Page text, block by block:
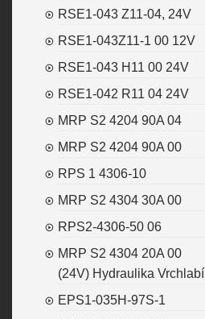
RSE1-043 Z11-04, 24V
RSE1-043Z11-1 00 12V
RSE1-043 H11 00 24V
RSE1-042 R11 04 24V
MRP S2 4204 90A 04
MRP S2 4204 90A 00
RPS 1 4306-10
MRP S2 4304 30A 00
RPS2-4306-50 06
MRP S2 4304 20A 00
(24V) Hydraulika Vrchlabí
EPS1-035H-97S-1